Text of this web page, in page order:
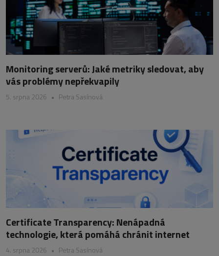
Monitoring serverů: Jaké metriky sledovat, aby
vás problémy nepřekvapily
5. srpna 2026 • Petra Sasínová
Certificate Transparency: Nenápadná
technologie, která pomáhá chránit internet
4. srpna 2026 • Petra Sasínová